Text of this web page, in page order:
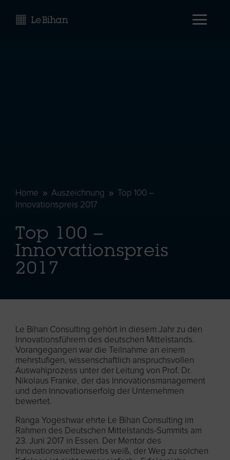
Home 9 Auszeichnung 9
Top 100 –
Innovationspreis 2017
Top 100 –
Innovationspreis
2017
Le Bihan Consulting gehört in diesem Jahr zu den
Innovationsführern des deutschen Mittelstands.
Vorangegangen war die Teilnahme an einem
mehrstufigen, wissenschaftlich anspruchsvollen
Auswahlprozess unter der Leitung von Prof. Dr.
Nikolaus Franke, der das Innovationsmanagement
und den Innovationserfolg der Unternehmen
bewertet.
Ranga Yogeshwar ehrte Le Bihan Consulting im
Rahmen des Deutschen Mittelstands-Summits am
23. Juni 2017 in Essen. Der Mentor des
Innovationswettbewerbs weiß, der Weg zu solchen